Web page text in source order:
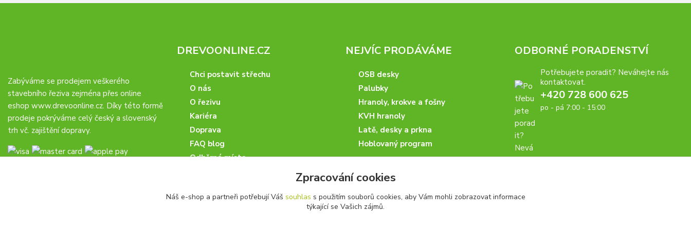
Zabýváme se prodejem veškerého
stavebního řeziva zejména přes online
eshop www.drevoonline.cz. Díky této formě
prodeje pokrýváme celý český a slovenský
trh vč. zajištění dopravy.
DREVOONLINE.CZ
Chci postavit střechu
O nás
O řezivu
Kariéra
Doprava
FAQ blog
Odběrná místa
Obchodní partneři
NEJVÍC PRODÁVÁME
OSB desky
Palubky
Hranoly, krokve a fošny
KVH hranoly
Latě, desky a prkna
Hoblovaný program
ODBORNÉ PORADENSTVÍ
Potřebujete poradit? Neváhejte nás
kontaktovat.
+420 728 600 625
po - pá 7:00 - 15:00
Zpracování cookies
Náš e-shop a partneři potřebují Váš souhlas s použitím souborů cookies, aby Vám mohli zobrazovat informace
týkající se Vašich zájmů.